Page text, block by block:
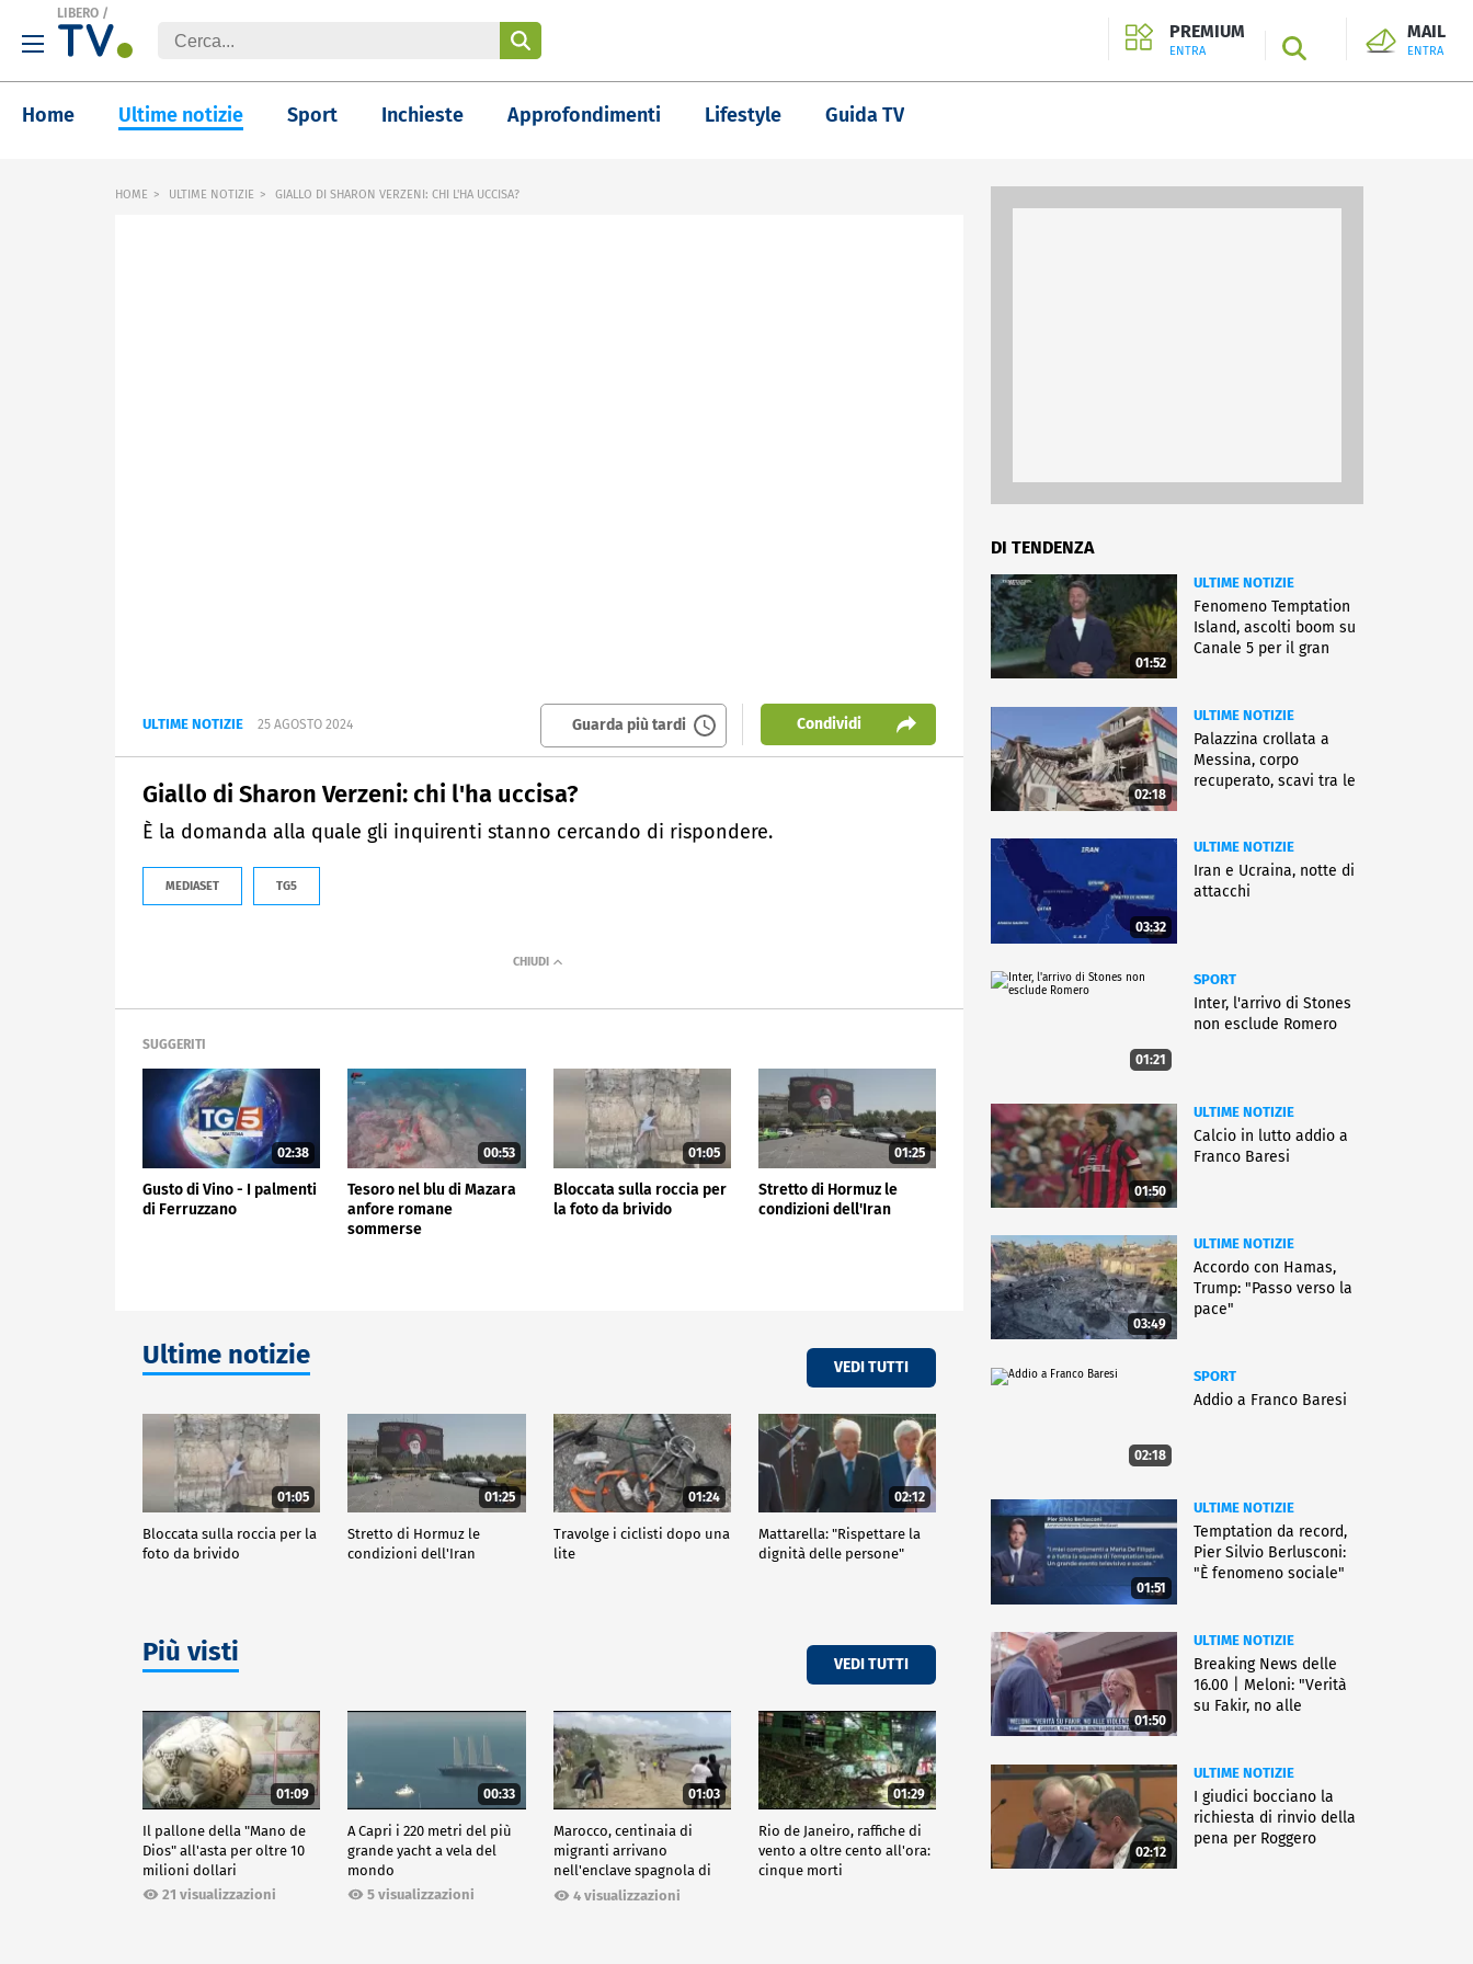
LIBERO /
PREMIUM
ENTRA SEARCH
MAIL
ENTRA
Home Ultime notizie Sport Inchieste Approfondimenti Lifestyle Guida TV
HOME ULTIME NOTIZIE GIALLO DI SHARON VERZENI: CHI L'HA UCCISA?
ULTIME NOTIZIE 25 AGOSTO 2024 Guarda più tardi Condividi
Giallo di Sharon Verzeni: chi l'ha uccisa?
È la domanda alla quale gli inquirenti stanno cercando di rispondere.
MEDIASET TG5
SUGGERITI
02:38
Gusto di Vino - I palmenti
di Ferruzzano
00:53
Tesoro nel blu di Mazara
anfore romane
sommerse
01:05
Bloccata sulla roccia per
la foto da brivido
01:25
Stretto di Hormuz le
condizioni dell'Iran
Ultime notizie VEDI TUTTI
01:05
Bloccata sulla roccia per la
foto da brivido
01:25
Stretto di Hormuz le
condizioni dell'Iran
01:24
Travolge i ciclisti dopo una
lite
02:12
Mattarella: "Rispettare la
dignità delle persone"
Più visti VEDI TUTTI
01:09
Il pallone della "Mano de
Dios" all'asta per oltre 10
milioni dollari
21 visualizzazioni
00:33
A Capri i 220 metri del più
grande yacht a vela del
mondo
5 visualizzazioni
01:03
Marocco, centinaia di
migranti arrivano
nell'enclave spagnola di
Ceuta4 visualizzazioni
01:29
Rio de Janeiro, raffiche di
vento a oltre cento all'ora:
cinque morti
DI TENDENZA
01:52
ULTIME NOTIZIE
Fenomeno Temptation
Island, ascolti boom su
Canale 5 per il gran
02:18
ULTIME NOTIZIE
Palazzina crollata a
Messina, corpo
recuperato, scavi tra le
03:32
ULTIME NOTIZIE
Iran e Ucraina, notte di
attacchi
01:21
SPORT
Inter, l'arrivo di Stones
non esclude Romero
01:50
ULTIME NOTIZIE
Calcio in lutto addio a
Franco Baresi
03:49
ULTIME NOTIZIE
Accordo con Hamas,
Trump: "Passo verso la
pace"
02:18
SPORT
Addio a Franco Baresi
01:51
ULTIME NOTIZIE
Temptation da record,
Pier Silvio Berlusconi:
"È fenomeno sociale"
01:50
ULTIME NOTIZIE
Breaking News delle
16.00 | Meloni: "Verità
su Fakir, no alle
02:12
ULTIME NOTIZIE
I giudici bocciano la
richiesta di rinvio della
pena per Roggero